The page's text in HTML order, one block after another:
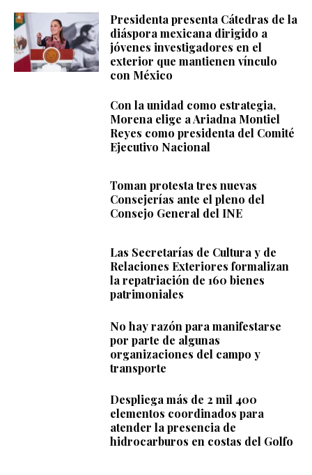
Presidenta presenta Cátedras de la
diáspora mexicana dirigido a
jóvenes investigadores en el
exterior que mantienen vínculo
con México
Con la unidad como estrategia,
Morena elige a Ariadna Montiel
Reyes como presidenta del Comité
Ejecutivo Nacional
Toman protesta tres nuevas
Consejerías ante el pleno del
Consejo General del INE
Las Secretarías de Cultura y de
Relaciones Exteriores formalizan
la repatriación de 160 bienes
patrimoniales
No hay razón para manifestarse
por parte de algunas
organizaciones del campo y
transporte
Despliega más de 2 mil 400
elementos coordinados para
atender la presencia de
hidrocarburos en costas del Golfo